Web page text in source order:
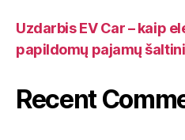
Uzdarbis EV Car – kaip
papildomų pajamų
Recent